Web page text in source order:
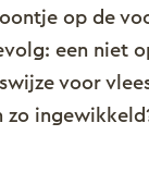
op de
een niet
voor
zo